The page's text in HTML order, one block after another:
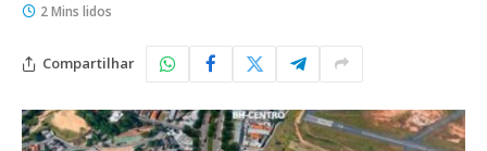
2 Mins lidos
Compartilhar